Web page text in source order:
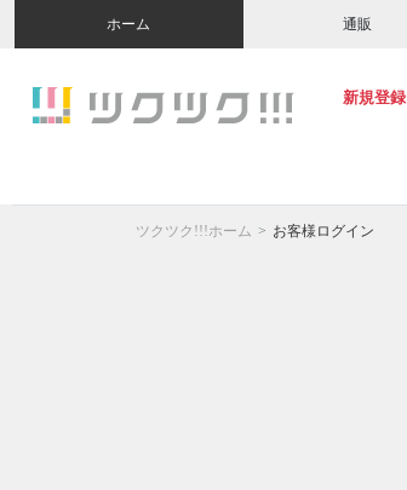
ホーム 通販
新規登録
ツクツク!!!ホーム お客様ログイン